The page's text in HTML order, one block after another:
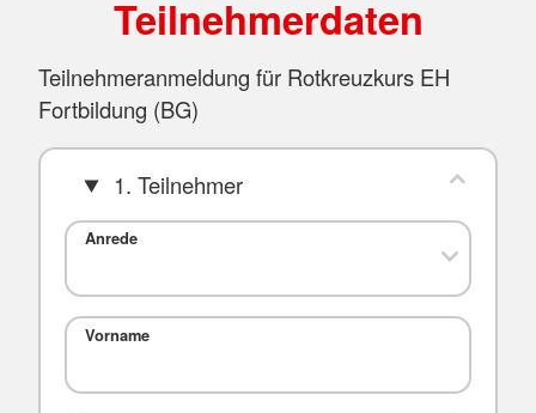
Teilnehmerdaten
Teilnehmeranmeldung für Rotkreuzkurs EH
Fortbildung (BG)
1. Teilnehmer
Anrede
Vorname